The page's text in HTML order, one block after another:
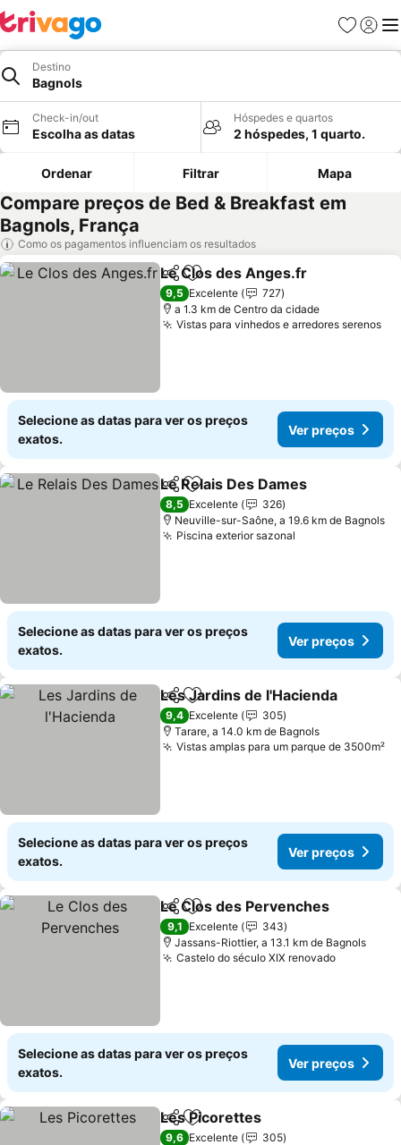
Favoritos
Iniciar
Destino
Bagnols
Check-in/out
Escolha as datas
Hóspedes e quartos
2 hóspedes, 1 quarto.
Ordenar Filtrar Mapa
Compare preços de Bed & Breakfast em
Bagnols, França
Como os pagamentos influenciam os resultados
PartilharAdicionar aos favoritos
Le Clos des Anges.fr
9,5 Excelente
727
a 1.3 km de Centro da cidade
Vistas para vinhedos e arredores serenos
Selecione as datas para ver os preços
exatos.
Ver preços
PartilharAdicionar aos favoritos
Le Relais Des Dames
8,5 Excelente
326
Neuville-sur-Saône, a 19.6 km de Bagnols
Piscina exterior sazonal
Selecione as datas para ver os preços
exatos.
Ver preços
PartilharAdicionar aos favoritos
Les Jardins de l'Hacienda
9,4 Excelente
305
Tarare, a 14.0 km de Bagnols
Vistas amplas para um parque de 3500m²
Selecione as datas para ver os preços
exatos.
Ver preços
PartilharAdicionar aos favoritos
Le Clos des Pervenches
9,1 Excelente
343
Jassans-Riottier, a 13.1 km de Bagnols
Castelo do século XIX renovadoVer
Selecione as datas para ver os preços
exatos.
Ver preços
PartilharAdicionar aos favoritos
Les Picorettes
9,6 Excelente
305